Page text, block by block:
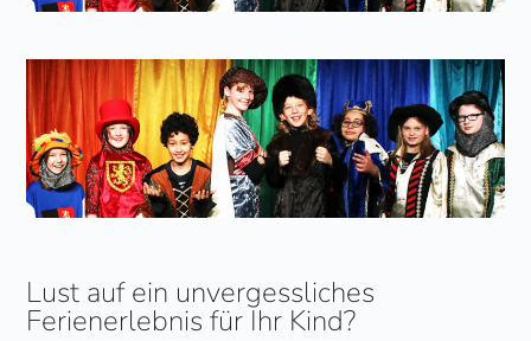
Lust auf ein unvergessliches
Ferienerlebnis für Ihr Kind?